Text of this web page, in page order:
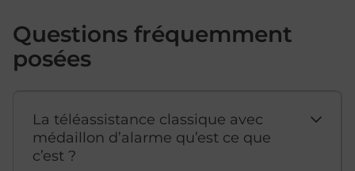
Questions fréquemment
posées
La téléassistance classique avec
médaillon d’alarme qu’est ce que
c’est ?